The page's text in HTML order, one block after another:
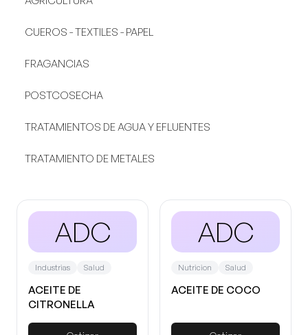
CUEROS - TEXTILES - PAPEL
FRAGANCIAS
POSTCOSECHA
TRATAMIENTOS DE AGUA Y EFLUENTES
TRATAMIENTO DE METALES
ADC
Industrias Salud
ACEITE DE
CITRONELLA
ADC
Nutricion Salud
ACEITE DE COCO